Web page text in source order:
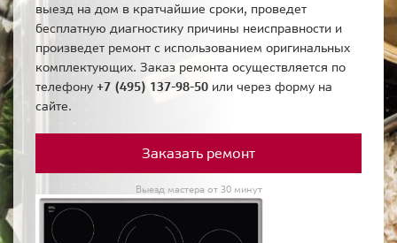
выезд на дом в кратчайшие сроки, проведет
бесплатную диагностику причины неисправности и
произведет ремонт с использованием оригинальных
комплектующих. Заказ ремонта осуществляется по
телефону +7 (495) 137-98-50 или через форму на
сайте.
Заказать ремонт
Выезд мастера от 30 минут